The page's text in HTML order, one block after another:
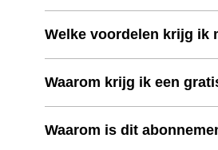
Welke voordelen krijg ik
Waarom krijg ik een
Waarom is dit